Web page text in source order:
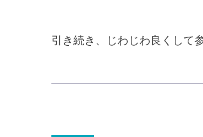
引き続き、じわじわ良くして